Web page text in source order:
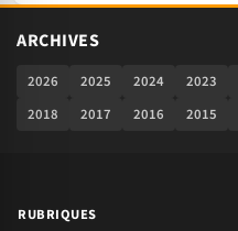
ARCHIVES
2026 2025 2024 2023
2018
2017 2016 2015
RUBRIQUES